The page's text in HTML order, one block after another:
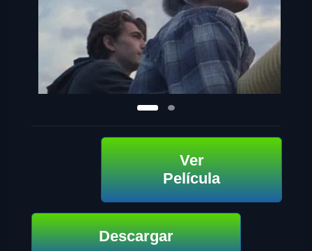
Ver
Película
Descargar